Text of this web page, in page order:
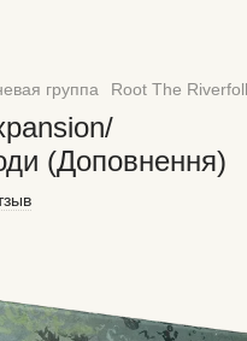
группа Root The
(Доповнення)